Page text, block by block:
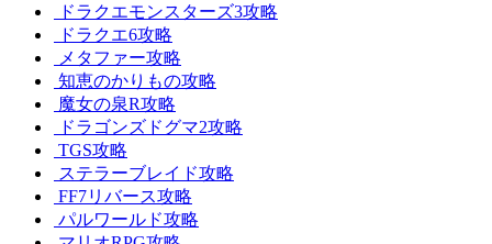
ドラクエモンスターズ3攻略
ドラクエ6攻略
メタファー攻略
知恵のかりもの攻略
魔女の泉R攻略
ドラゴンズドグマ2攻略
TGS攻略
ステラーブレイド攻略
FF7リバース攻略
パルワールド攻略